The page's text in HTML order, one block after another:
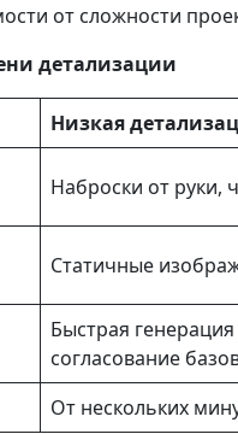
от сложности
детализации
Низкая
Наброски от руки,
Статичные
Быстрая
согласование
От нескольких